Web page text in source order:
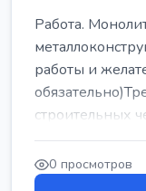
Работа.
работы и
строительных
0 просмотров